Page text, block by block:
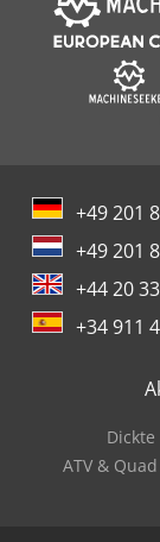
+49 201
+49 201
+44 20
+34 911
Dickte
ATV &